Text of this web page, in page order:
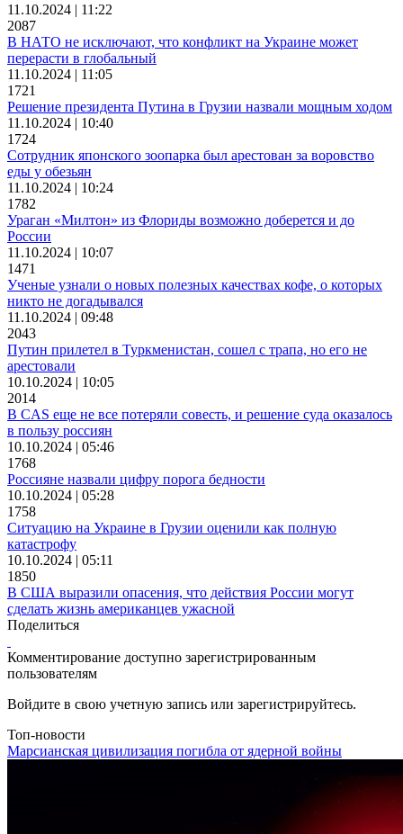
11.10.2024 | 11:22
2087
В НАТО не исключают, что конфликт на Украине может
перерасти в глобальный
11.10.2024 | 11:05
1721
Решение президента Путина в Грузии назвали мощным ходом
11.10.2024 | 10:40
1724
Сотрудник японского зоопарка был арестован за воровство
еды у обезьян
11.10.2024 | 10:24
1782
Ураган «Милтон» из Флориды возможно доберется и до
России
11.10.2024 | 10:07
1471
Ученые узнали о новых полезных качествах кофе, о которых
никто не догадывался
11.10.2024 | 09:48
2043
Путин прилетел в Туркменистан, сошел с трапа, но его не
арестовали
10.10.2024 | 10:05
2014
В CAS еще не все потеряли совесть, и решение суда оказалось
в пользу россиян
10.10.2024 | 05:46
1768
Россияне назвали цифру порога бедности
10.10.2024 | 05:28
1758
Ситуацию на Украине в Грузии оценили как полную
катастрофу
10.10.2024 | 05:11
1850
В США выразили опасения, что действия России могут
сделать жизнь американцев ужасной
Поделиться
Комментирование доступно зарегистрированным
пользователям
Войдите в свою учетную запись или зарегистрируйтесь.
Топ-новости
Марсианская цивилизация погибла от ядерной войны